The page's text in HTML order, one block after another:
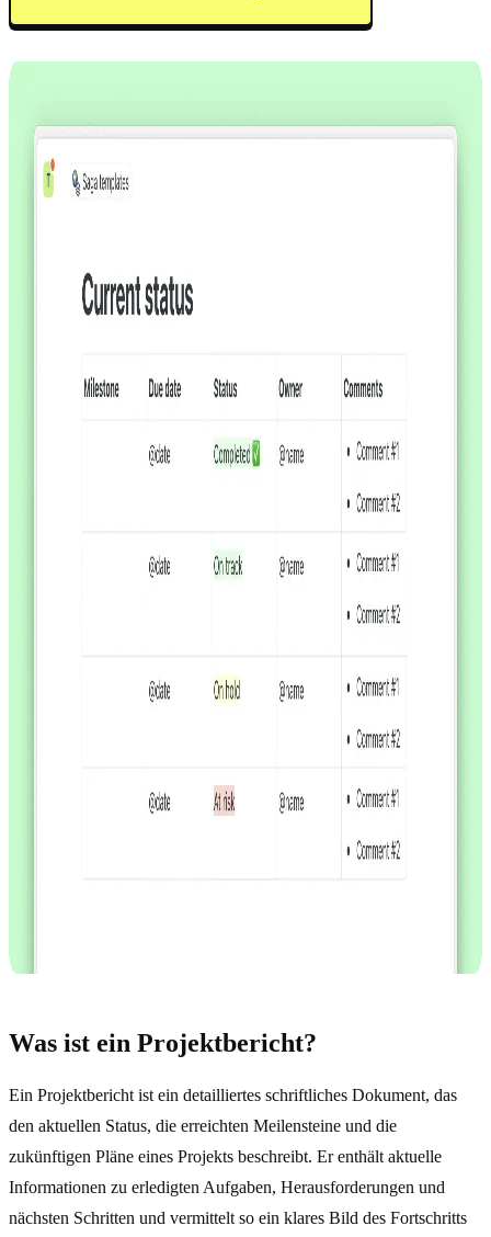
Was ist ein Projektbericht?
Ein Projektbericht ist ein detailliertes schriftliches Dokument, das
den aktuellen Status, die erreichten Meilensteine und die
zukünftigen Pläne eines Projekts beschreibt. Er enthält aktuelle
Informationen zu erledigten Aufgaben, Herausforderungen und
nächsten Schritten und vermittelt so ein klares Bild des Fortschritts